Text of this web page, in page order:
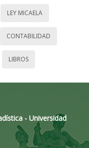
LEY MICAELA
CONTABILIDAD
LIBROS
- Universidad